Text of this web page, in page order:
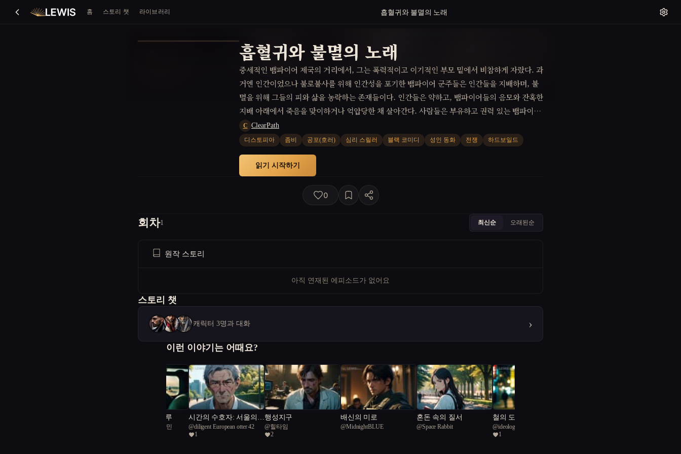
홈 스토리 챗 라이브러리 흡혈귀와 불멸의 노래
흡혈귀와 불멸의 노래
중세적인 뱀파이어 제국의 거리에서, 그는 폭력적이고 이기적인 부모 밑에서 비참하게 자랐다. 과
거엔 인간이었으나 불로불사를 위해 인간성을 포기한 뱀파이어 군주들은 인간들을 지배하며, 불
멸을 위해 그들의 피와 삶을 농락하는 존재들이다. 인간들은 약하고, 뱀파이어들의 음모와 잔혹한
지배 아래에서 죽음을 맞이하거나 억압당한 채 살아간다. 사람들은 부유하고 권력 있는 뱀파이어
들에게 피를 바치며 살아가고, 그런 땅에서 태어난 젊은이는 그런 비참한 현실 속에서 힘겹게 살
아남아야 했다. 하지만 야망이 있었던 그는 불안정한 하류층의 삶보다 안정적인 중산층의 삶을 동
한 그는 도적이 되어 노예에 가까운 좀비들을 데리고 뱀파이어 귀족들을 상대로 반란을 일으키나
시대적 한계에 의해 비참한 최후를 밎이하게 된다.
C ClearPath
디스토피아 좀비 공포(호러) 심리 스릴러 블랙 코미디 성인 동화 전쟁 하드보일드
읽기 시작하기
0
회차1 최신순 오래된순
원작 스토리
아직 연재된 에피소드가 없어요
스토리 챗
캐릭터 3명과 대화 ›
이런 이야기는 어때요?
하늘을 빌려준 하루
서울공화국일급시민
시간의 수호자: 서울의
비밀 추격전
@diligent European otter 42
1
행성지구
@힐타임
2
배신의 미로
@MidnightBLUE
혼돈 속의 질서
@Space Rabbit
철의 도시
@ideological Blue Tatong 21
1